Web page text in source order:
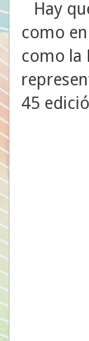
Hay
como
como la
45